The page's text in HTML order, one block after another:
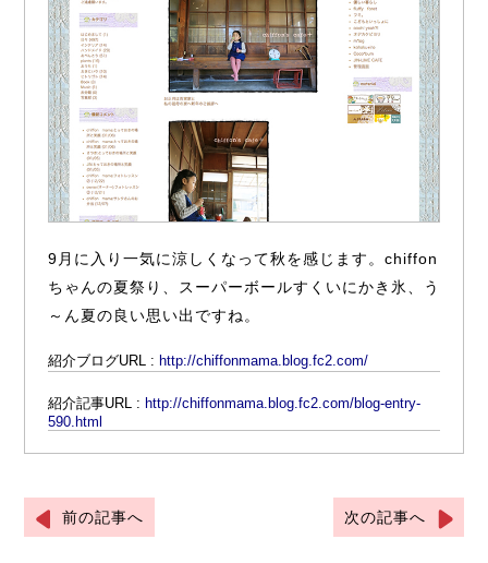
9月に入り一気に涼しくなって秋を感じます。chiffon
ちゃんの夏祭り、スーパーボールすくいにかき氷、う
～ん夏の良い思い出ですね。
紹介ブログURL : http://chiffonmama.blog.fc2.com/
紹介記事URL : http://chiffonmama.blog.fc2.com/blog-entry-
590.html
前の記事へ 次の記事へ